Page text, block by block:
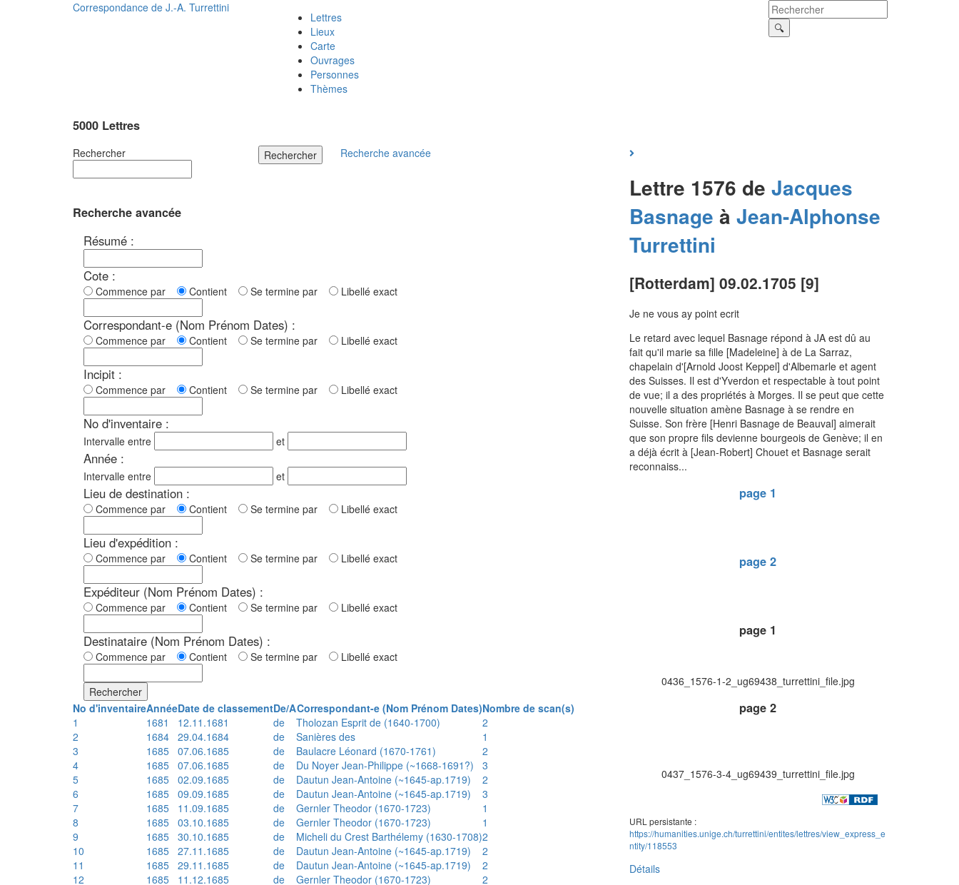
Correspondance de J.-A. Turrettini
Lettres
Lieux
Carte
Ouvrages
Personnes
Thèmes
5000 Lettres
Rechercher Rechercher Recherche avancée
Recherche avancée
Résumé :
Cote :
Commence par Contient Se termine par Libellé exact
Correspondant-e (Nom Prénom Dates) :
Commence par Contient Se termine par Libellé exact
Incipit :
Commence par Contient Se termine par Libellé exact
No d'inventaire :
Intervalle entre et
Année :
Intervalle entre et
Lieu de destination :
Commence par Contient Se termine par Libellé exact
Lieu d'expédition :
Commence par Contient Se termine par Libellé exact
Expéditeur (Nom Prénom Dates) :
Commence par Contient Se termine par Libellé exact
Destinataire (Nom Prénom Dates) :
Commence par Contient Se termine par Libellé exact
Rechercher
No d'inventaireAnnéeDate de classementDe/ACorrespondant-e (Nom Prénom Dates)Nombre de scan(s)
1
1681 12.11.1681 de Tholozan Esprit de (1640-1700)
2
2
1684 29.04.1684 de Sanières des
1
3
1685 07.06.1685 de Baulacre Léonard (1670-1761)
2
4
1685 07.06.1685 de Du Noyer Jean-Philippe (~1668-1691?)
3
5
1685 02.09.1685 de Dautun Jean-Antoine (~1645-ap.1719)
2
6
1685 09.09.1685 de Dautun Jean-Antoine (~1645-ap.1719)
3
7
1685 11.09.1685 de Gernler Theodor (1670-1723)
1
8
1685 03.10.1685 de Gernler Theodor (1670-1723)
1
9
1685 30.10.1685 de Micheli du Crest Barthélemy (1630-1708)2
10
1685 27.11.1685 de Dautun Jean-Antoine (~1645-ap.1719)
2
11
1685 29.11.1685 de Dautun Jean-Antoine (~1645-ap.1719)
2
12
1685 11.12.1685 de Gernler Theodor (1670-1723)
2
Lettre 1576 de Jacques
Basnage à Jean-Alphonse
Turrettini
[Rotterdam] 09.02.1705 [9]
Je ne vous ay point ecrit
Le retard avec lequel Basnage répond à JA est dû au
fait qu'il marie sa fille [Madeleine] à de La Sarraz,
chapelain d'[Arnold Joost Keppel] d'Albemarle et agent
des Suisses. Il est d'Yverdon et respectable à tout point
de vue; il a des propriétés à Morges. Il se peut que cette
nouvelle situation amène Basnage à se rendre en
Suisse. Son frère [Henri Basnage de Beauval] aimerait
que son propre fils devienne bourgeois de Genève; il en
a déjà écrit à [Jean-Robert] Chouet et Basnage serait
reconnaiss...
page 1
page 2
page 1
0436_1576-1-2_ug69438_turrettini_file.jpg
page 2
0437_1576-3-4_ug69439_turrettini_file.jpg
URL persistante :
https://humanities.unige.ch/turrettini/entites/lettres/view_express_e
ntity/118553
Détails